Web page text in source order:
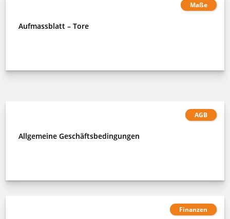
Maße
Aufmassblatt – Tore
AGB
Allgemeine Geschäftsbedingungen
Finanzen